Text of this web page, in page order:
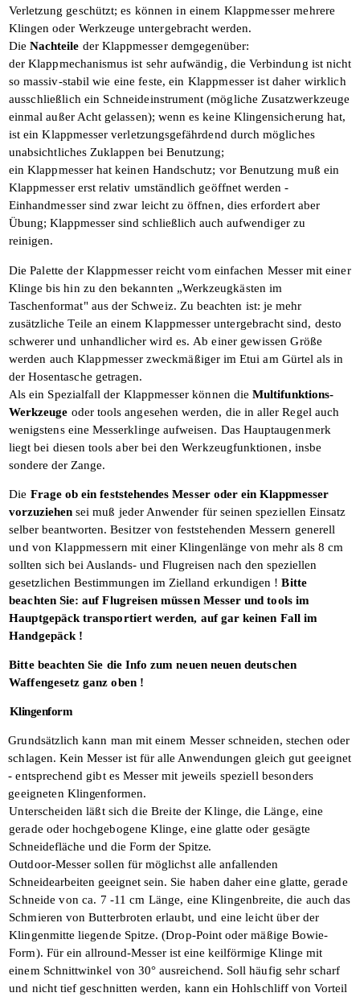
Verletzung geschützt;es können in einem Klappmesser mehrere
Klingen oder Werkzeuge untergebrachtwerden.
Die Nachteile der Klappmesser demgegen­über:
der Klappmechanismus ist sehr aufwändig, die Verbindung ist nicht
so massiv-stabilwie eine feste, ein Klappmesser ist daher wirklich
ausschließlich ein Schneide­instrument (mögliche Zusatzwerkzeuge
einmal außer Acht gelassen); wenn es keine Klingensicherung hat,
ist ein Klappmesser verletzungsgefährdend durch mögliches
unabsichtliches Zuklappen bei Benutzung;
ein Klappmesser hat keinen Handschutz; vor Benutzung muß ein
Klappmesser erst relativ umständlich geöffnet werden -
Einhandmesser sind zwar leicht zu öffnen, dies erfordert aber
Übung;Klappmesser sind schließlich auch aufwen­diger zu
reinigen.
Die Palette der Klappmesser reicht vom einfachen Messer mit einer
Klinge bis hin zu den bekannten „Werkzeugkästen im
Taschenformat" aus der Schweiz. Zu beachten ist: je mehr
zusätzliche Teile an einem Klappmesser untergebracht sind, desto
schwerer und unhandlicher wird es. Ab einer gewissen Größe
werden auchKlappmesser zweckmäßiger im Etui am Gürtel als in
der Hosentasche getragen.
Als ein Spezialfall der Klappmesser können dieMultifunktions-
Werkzeuge oder tools angesehen werden, die in aller Regel auch
wenigstens eine Messerklinge aufweisen. Das Hauptaugenmerk
liegt bei diesen tools aber bei den Werkzeugfunktionen, insbe­
sondere der Zange.
Die Frage ob ein feststehendes Messer oder ein Klappmesser
vorzuziehenseimuß jeder Anwender für seinen speziellen Einsatz
selber beantworten.Besitzer von feststehenden Messern gene­rell
und von Klappmessern mit einerKlingenlänge von mehr als 8 cm
sollten sich bei Auslands- und Flugreisen nach den spe­ziellen
gesetzlichen Bestimmungen im Ziel­land erkun­digen !Bitte
beachten Sie: auf Flugreisen müssen Messer und tools im
Hauptgepäck transportiert werden, auf gar keinen Fall im
Handgepäck !
Bitte beachten Sie die Info zum neuen neuen deutschen
Waffengesetz ganz oben !
Klingenform
Grundsätzlich kann man mit einem Messer schneiden, stechen oder
schlagen. KeinMesser ist für alle Anwendungen gleich gut geeignet
- entsprechend gibt es Messer mit jeweils speziell besonders
geeigneten Klingenformen.
Unterscheiden läßt sich die Breite derKlinge, die Länge, eine
gerade oder hochgebogene Klinge, eine glatte oder gesägte
Schneidefläche und die Form der Spitze.
Outdoor-Messer sollen für möglichst alle anfallenden
Schneidearbeiten geeignet sein. Sie haben daher eine glatte, gerade
Schneide von ca. 7 -11 cm Länge, eineKlingenbreite, die auch das
Schmieren vonButterbroten erlaubt, und eine leicht über der
Klingenmitte liegende Spitze. (Drop-Point oder mäßige Bowie-
Form). Für einallround-Messer ist eine keilförmige Klingemit
einem Schnittwinkel von 30° ausrei­chend. Soll häufig sehr scharf
und nicht tief geschnitten werden, kann ein Hohlschliff von Vorteil